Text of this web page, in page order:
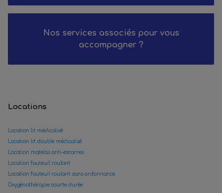
Nos services associés pour vous
accompagner ?
Locations
Location lit médicalisé
Location lit double médicalisé
Location matelas anti-escarres
Location fauteuil roulant
Location fauteuil roulant sans ordonnance
Oxygénothérapie courte durée